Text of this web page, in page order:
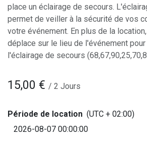
place un éclairage de secours.
permet de veiller à la sécurité de vos
votre événement. En plus de la
déplace sur le lieu de l'événement
l'éclairage de secours
15,00 € / 2 Jours
Période de location (UTC + 02:00)